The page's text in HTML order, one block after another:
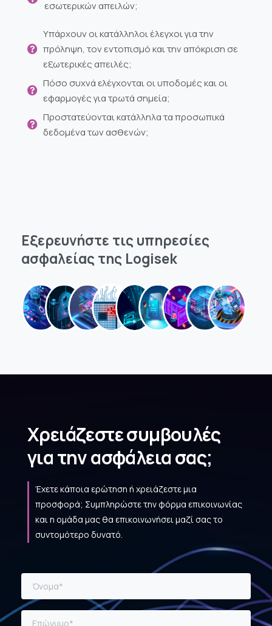
εσωτερικών απειλών;
Υπάρχουν οι κατάλληλοι έλεγχοι για την
πρόληψη, τον εντοπισμό και την απόκριση σε
εξωτερικές απειλές;
Πόσο συχνά ελέγχονται οι υποδομές και οι
εφαρμογές για τρωτά σημεία;
Προστατεύονται κατάλληλα τα προσωπικά
δεδομένα των ασθενών;
Εξερευνήστε τις υπηρεσίες
ασφαλείας της Logisek
Χρειάζεστε συμβουλές
για την ασφάλεια σας;
Έχετε κάποια ερώτηση ή χρειάζεστε μια
προσφορά; Συμπληρώστε την φόρμα επικοινωνίας
και η ομάδα μας θα επικοινωνήσει μαζί σας το
συντομότερο δυνατό.